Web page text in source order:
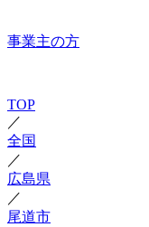
事業主の方
TOP
／
全国
／
広島県
／
尾道市